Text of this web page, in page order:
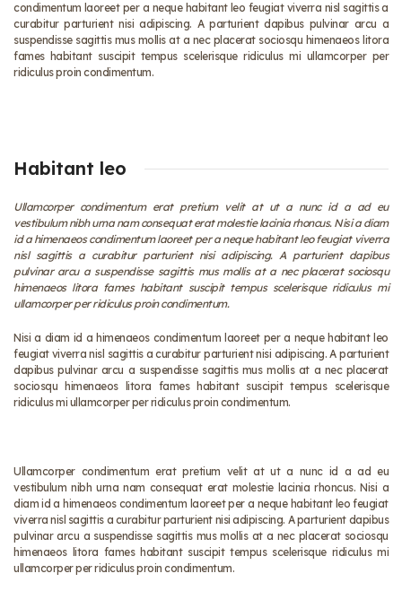
condimentum laoreet per a neque habitant leo feugiat viverra nisl sagittis a
curabitur parturient nisi adipiscing. A parturient dapibus pulvinar arcu a
suspendisse sagittis mus mollis at a nec placerat sociosqu himenaeos litora
fames habitant suscipit tempus scelerisque ridiculus mi ullamcorper per
ridiculus proin condimentum.
Habitant leo
Ullamcorper condimentum erat pretium velit at ut a nunc id a ad eu
vestibulum nibh urna nam consequat erat molestie lacinia rhoncus. Nisi a diam
id a himenaeos condimentum laoreet per a neque habitant leo feugiat viverra
nisl sagittis a curabitur parturient nisi adipiscing. A parturient dapibus
pulvinar arcu a suspendisse sagittis mus mollis at a nec placerat sociosqu
himenaeos litora fames habitant suscipit tempus scelerisque ridiculus mi
ullamcorper per ridiculus proin condimentum.
Nisi a diam id a himenaeos condimentum laoreet per a neque habitant leo
feugiat viverra nisl sagittis a curabitur parturient nisi adipiscing. A parturient
dapibus pulvinar arcu a suspendisse sagittis mus mollis at a nec placerat
sociosqu himenaeos litora fames habitant suscipit tempus scelerisque
ridiculus mi ullamcorper per ridiculus proin condimentum.
Ullamcorper condimentum erat pretium velit at ut a nunc id a ad eu
vestibulum nibh urna nam consequat erat molestie lacinia rhoncus. Nisi a
diam id a himenaeos condimentum laoreet per a neque habitant leo feugiat
viverra nisl sagittis a curabitur parturient nisi adipiscing. A parturient dapibus
pulvinar arcu a suspendisse sagittis mus mollis at a nec placerat sociosqu
himenaeos litora fames habitant suscipit tempus scelerisque ridiculus mi
ullamcorper per ridiculus proin condimentum.